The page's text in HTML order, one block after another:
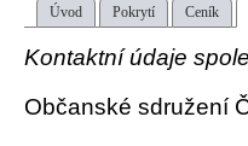
Úvod Pokrytí Ceník
Kontaktní údaje
Občanské sdružení